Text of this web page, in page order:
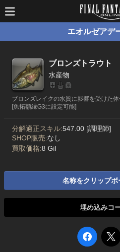
エオルゼアデ
ブロンズトラウト
水産物
ブロンズレイクの水質に影響を受けた
[魚拓額縁G3に設定可能]
分解適正スキル:547.00 [調理師]
SHOP販売:なし
買取価格:8 Gil
名称をクリップ
埋め込みコ